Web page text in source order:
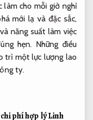
làm cho mỗi giờ nghỉ
mới lạ và đặc sắc,
năng suất làm việc
hẹn. Những điều
trì một lực lượng lao
ty.
phí hợp lýLinh